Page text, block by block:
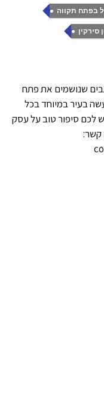
בפתח תקווה ,
סירקין
שנושמים את פתח
בעיר במיוחד בכל
לכם סיפור טוב על עסק
קשר: